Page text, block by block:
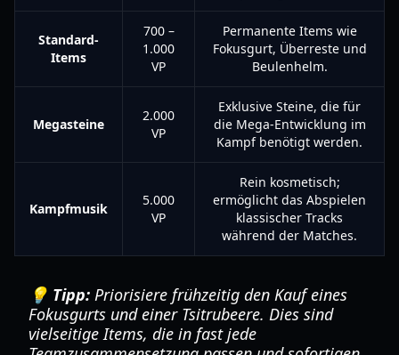
Standard-
Items
700 –
1.000
VP
Permanente Items wie
Fokusgurt, Überreste und
Beulenhelm.
Megasteine
2.000
VP
Exklusive Steine, die für
die Mega-Entwicklung im
Kampf benötigt werden.
Kampfmusik
5.000
VP
Rein kosmetisch;
ermöglicht das Abspielen
klassischer Tracks
während der Matches.
💡 Tipp: Priorisiere frühzeitig den Kauf eines
Fokusgurts und einer Tsitrubeere. Dies sind
vielseitige Items, die in fast jede